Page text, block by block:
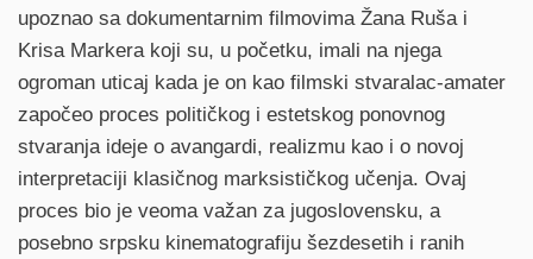
upoznao sa dokumentarnim filmovima Žana Ruša i
Krisa Markera koji su, u početku, imali na njega
ogroman uticaj kada je on kao filmski stvaralac-amater
započeo proces političkog i estetskog ponovnog
stvaranja ideje o avangardi, realizmu kao i o novoj
interpretaciji klasičnog marksističkog učenja. Ovaj
proces bio je veoma važan za jugoslovensku, a
posebno srpsku kinematografiju šezdesetih i ranih